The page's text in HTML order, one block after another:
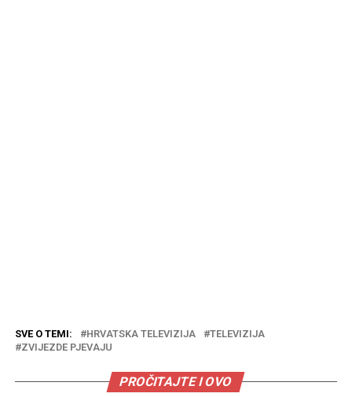
SVE O TEMI: HRVATSKA TELEVIZIJA
TELEVIZIJA
ZVIJEZDE PJEVAJU
PROČITAJTE I OVO